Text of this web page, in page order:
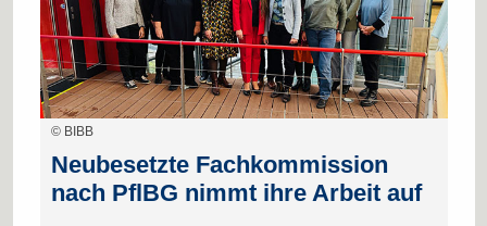
© BIBB
Neubesetzte Fachkommission
nach PflBG nimmt ihre Arbeit auf